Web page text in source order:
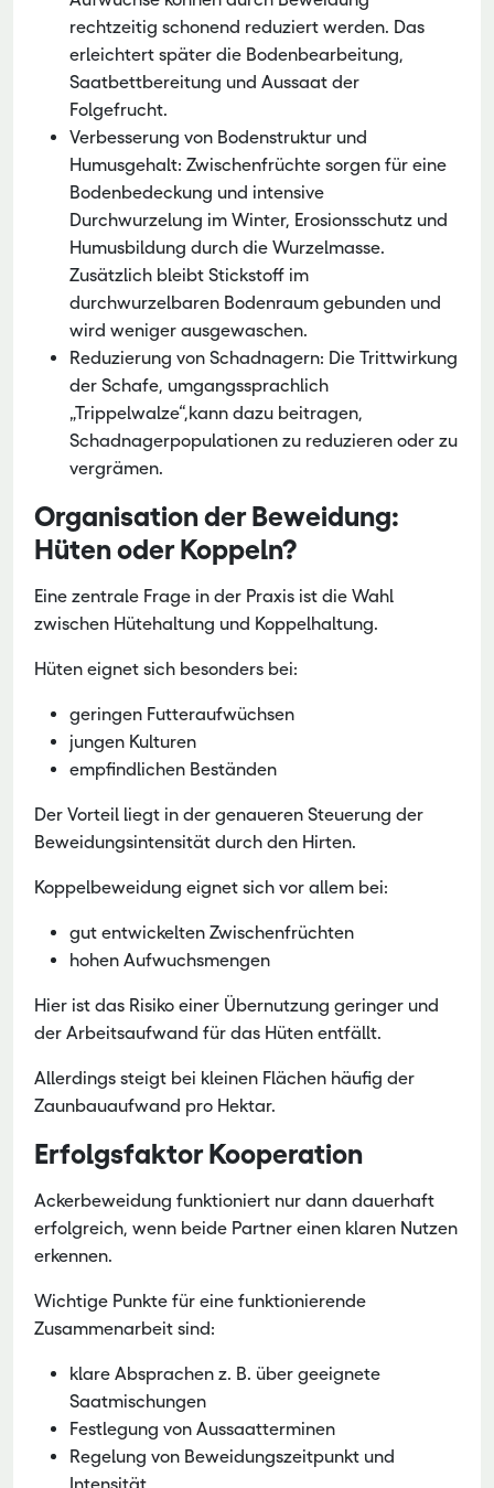
rechtzeitig schonend reduziert werden. Das
erleichtert später die Bodenbearbeitung,
Saatbettbereitung und Aussaat der
Folgefrucht.
Verbesserung von Bodenstruktur und
Humusgehalt: Zwischenfrüchte sorgen für eine
Bodenbedeckung und intensive
Durchwurzelung im Winter, Erosionsschutz und
Humusbildung durch die Wurzelmasse.
Zusätzlich bleibt Stickstoff im
durchwurzelbaren Bodenraum gebunden und
wird weniger ausgewaschen.
Reduzierung von Schadnagern: Die Trittwirkung
der Schafe, umgangssprachlich
„Trippelwalze“,kann dazu beitragen,
Schadnagerpopulationen zu reduzieren oder zu
vergrämen.
Organisation der Beweidung:
Hüten oder Koppeln?
Eine zentrale Frage in der Praxis ist die Wahl
zwischen Hütehaltung und Koppelhaltung.
Hüten eignet sich besonders bei:
geringen Futteraufwüchsen
jungen Kulturen
empfindlichen Beständen
Der Vorteil liegt in der genaueren Steuerung der
Beweidungsintensität durch den Hirten.
Koppelbeweidung eignet sich vor allem bei:
gut entwickelten Zwischenfrüchten
hohen Aufwuchsmengen
Hier ist das Risiko einer Übernutzung geringer und
der Arbeitsaufwand für das Hüten entfällt.
Allerdings steigt bei kleinen Flächen häufig der
Zaunbauaufwand pro Hektar.
Erfolgsfaktor Kooperation
Ackerbeweidung funktioniert nur dann dauerhaft
erfolgreich, wenn beide Partner einen klaren Nutzen
erkennen.
Wichtige Punkte für eine funktionierende
Zusammenarbeit sind:
klare Absprachen z. B. über geeignete
Saatmischungen
Festlegung von Aussaatterminen
Regelung von Beweidungszeitpunkt und